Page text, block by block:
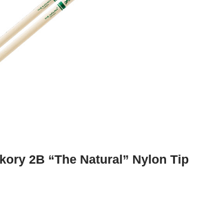
2B “The Natural” Nylon Tip